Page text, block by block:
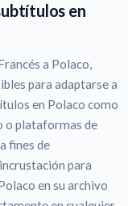
en
a Polaco,
para adaptarse a
en Polaco como
o plataformas de
fines de
para
en su archivo